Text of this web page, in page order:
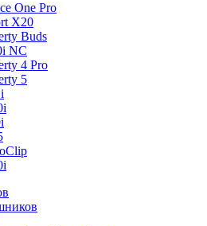
One Pro
X20
Buds
NC
4 Pro
5